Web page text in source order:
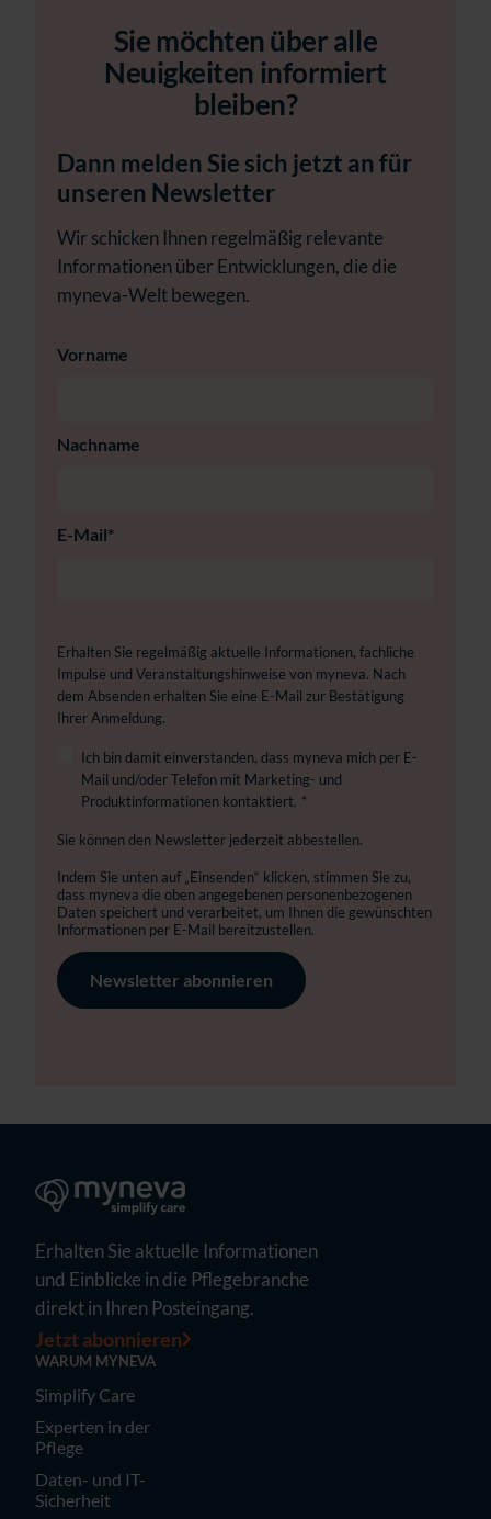
Sie möchten über alle
Neuigkeiten informiert
bleiben?
Dann melden Sie sich jetzt an für
unseren Newsletter
Wir schicken Ihnen regelmäßig relevante
Informationen über Entwicklungen, die die
myneva-Welt bewegen.
Vorname
Nachname
E-Mail*
Erhalten Sie regelmäßig aktuelle Informationen, fachliche
Impulse und Veranstaltungshinweise von myneva. Nach
dem Absenden erhalten Sie eine E-Mail zur Bestätigung
Ihrer Anmeldung.
Ich bin damit einverstanden, dass myneva mich per E-
Mail und/oder Telefon mit Marketing- und
Produktinformationen kontaktiert. *
Sie können den Newsletter jederzeit abbestellen.
Indem Sie unten auf „Einsenden“ klicken, stimmen Sie zu,
dass myneva die oben angegebenen personenbezogenen
Daten speichert und verarbeitet, um Ihnen die gewünschten
Informationen per E-Mail bereitzustellen.
Erhalten Sie aktuelle Informationen
und Einblicke in die Pflegebranche
direkt in Ihren Posteingang.
Jetzt abonnieren
WARUM MYNEVA
Simplify Care
Experten in der
Pflege
Daten- und IT-
Sicherheit